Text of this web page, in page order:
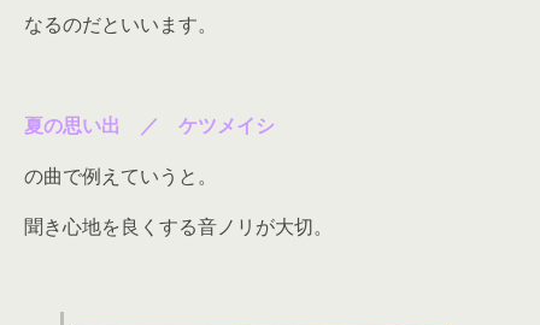
なるのだといいます。
夏の思い出 ／ ケツメイシ
の曲で例えていうと。
聞き心地を良くする音ノリが大切。